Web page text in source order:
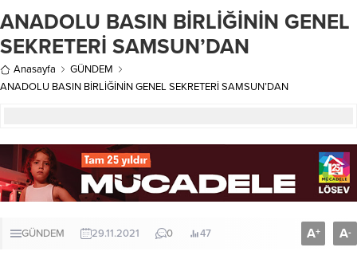
ANADOLU BASIN BİRLİĞİNİN GENEL
SEKRETERİ SAMSUN’DAN
Anasayfa
GÜNDEM
ANADOLU BASIN BİRLİĞİNİN GENEL SEKRETERİ SAMSUN’DAN
GÜNDEM 29.11.2021 0 47 A+ A-